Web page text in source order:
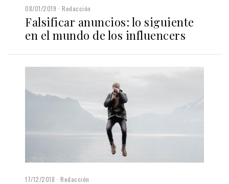
08/01/2019 Redacción
Falsificar anuncios: lo siguiente
en el mundo de los influencers
17/12/2018 Redacción